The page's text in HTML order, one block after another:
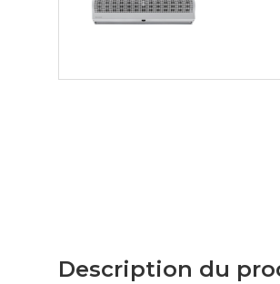
Description du